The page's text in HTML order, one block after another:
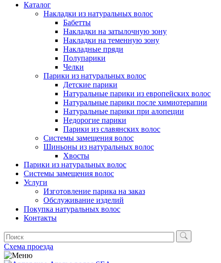
Каталог
Накладки из натуральных волос
Бабетты
Накладки на затылочную зону
Накладки на теменную зону
Накладные пряди
Полупарики
Челки
Парики из натуральных волос
Детские парики
Натуральные парики из европейских волос
Натуральные парики после химиотерапии
Натуральные парики при алопеции
Недорогие парики
Парики из славянских волос
Системы замещения волос
Шиньоны из натуральных волос
Хвосты
Парики из натуральных волос
Системы замещения волос
Услуги
Изготовление парика на заказ
Обслуживание изделий
Покупка натуральных волос
Контакты
Схема проезда